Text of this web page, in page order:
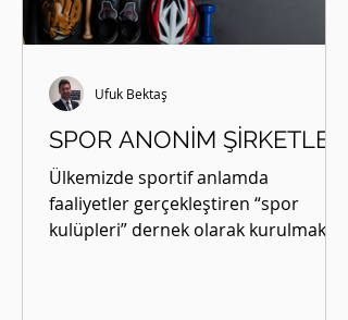
SPOR ANONİM ŞİRKETLERİ
Ülkemizde sportif anlamda
faaliyetler gerçekleştiren “spor
kulüpleri” dernek olarak kurulmakta
Ufuk Bektaş